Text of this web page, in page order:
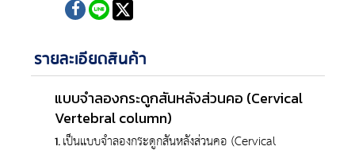
รายละเอียดสินค้า
แบบจำลองกระดูกสันหลังส่วนคอ (Cervical
Vertebral column)
เป็นแบบจำลองกระดูกสันหลังส่วนคอ (Cervical